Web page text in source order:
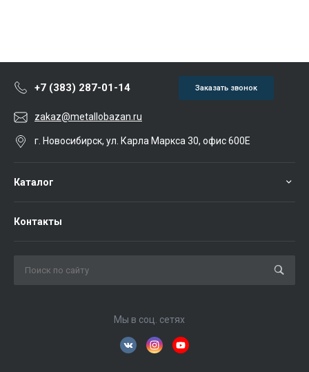
+7 (383) 287-01-14 Заказать звонок
zakaz@metallobazan.ru
г. Новосибирск, ул. Карла Маркса 30, офис 600Е
Каталог
Контакты
Мы в соц. сетях